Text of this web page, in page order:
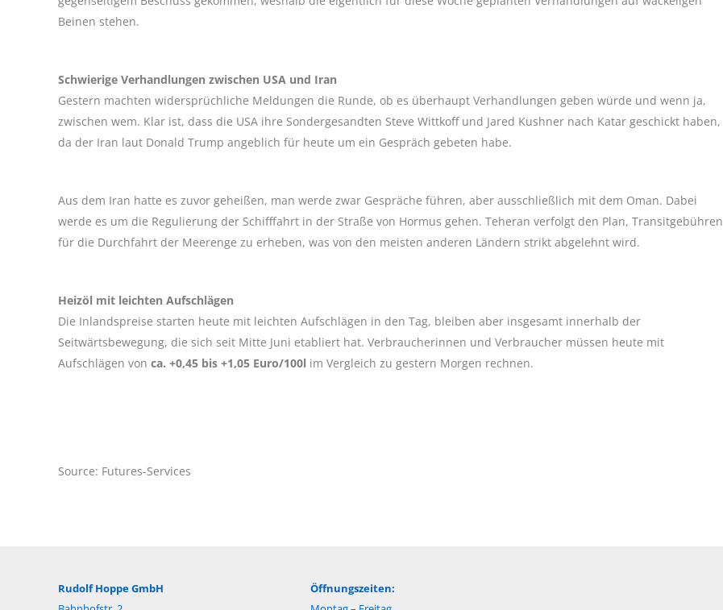
Beinen stehen.
Schwierige Verhandlungen zwischen USA und Iran
Gestern machten widersprüchliche Meldungen die Runde, ob es überhaupt Verhandlungen geben würde und wenn ja,
zwischen wem. Klar ist, dass die USA ihre Sondergesandten Steve Wittkoff und Jared Kushner nach Katar geschickt haben,
da der Iran laut Donald Trump angeblich für heute um ein Gespräch gebeten habe.
Aus dem Iran hatte es zuvor geheißen, man werde zwar Gespräche führen, aber ausschließlich mit dem Oman. Dabei
werde es um die Regulierung der Schifffahrt in der Straße von Hormus gehen. Teheran verfolgt den Plan, Transitgebühren
für die Durchfahrt der Meerenge zu erheben, was von den meisten anderen Ländern strikt abgelehnt wird.
Heizöl mit leichten Aufschlägen
Die Inlandspreise starten heute mit leichten Aufschlägen in den Tag, bleiben aber insgesamt innerhalb der
Seitwärtsbewegung, die sich seit Mitte Juni etabliert hat. Verbraucherinnen und Verbraucher müssen heute mit
Aufschlägen von ca. +0,45 bis +1,05 Euro/100l im Vergleich zu gestern Morgen rechnen.
Source: Futures-Services
Rudolf Hoppe GmbH
Öffnungszeiten: